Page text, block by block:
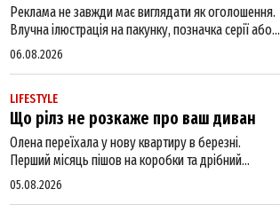
Реклама не завжди має виглядати як оголошення.
Влучна ілюстрація на пакунку, позначка серії або...
06.08.2026
LIFESTYLE
Що рілз не розкаже про ваш диван
Олена переїхала у нову квартиру в березні.
Перший місяць пішов на коробки та дрібний...
05.08.2026